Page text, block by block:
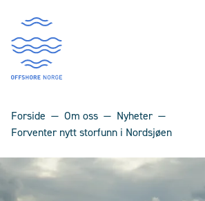
Forside Om oss
Nyheter
Forventer nytt storfunn i Nordsjøen